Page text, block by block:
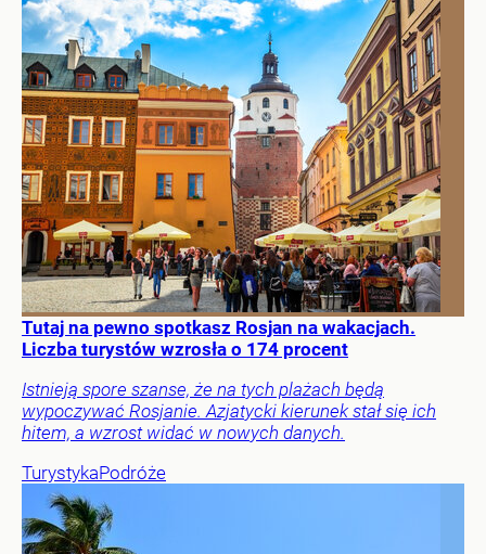
Tutaj na pewno spotkasz Rosjan na wakacjach.
Liczba turystów wzrosła o 174 procent
Istnieją spore szanse, że na tych plażach będą
wypoczywać Rosjanie. Azjatycki kierunek stał się ich
hitem, a wzrost widać w nowych danych.
TurystykaPodróże